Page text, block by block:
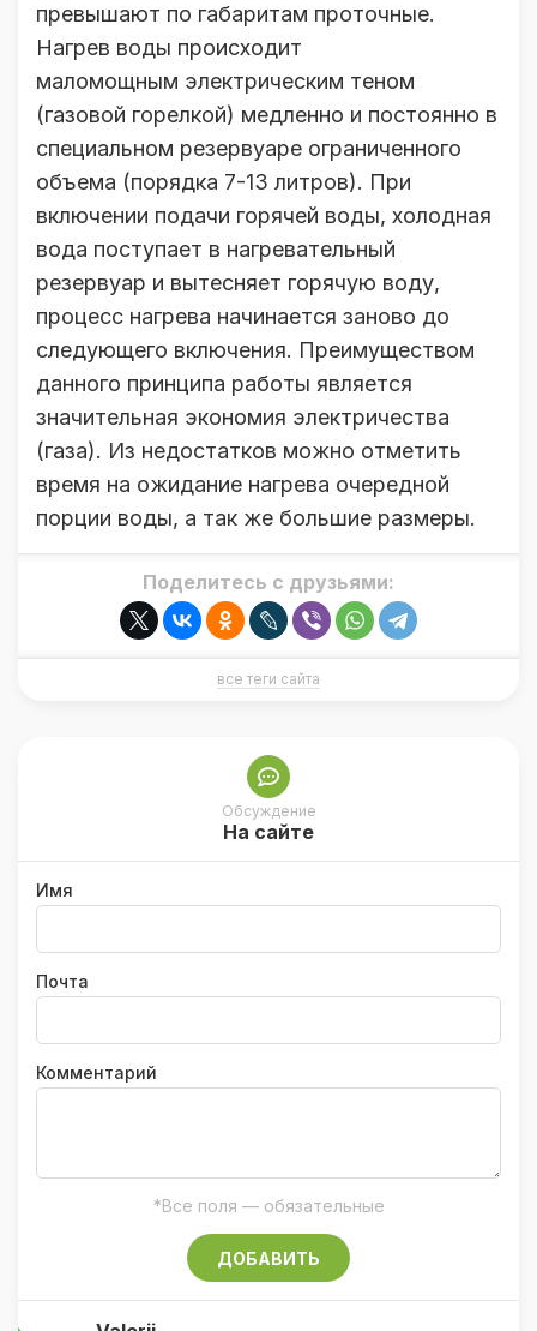
превышают по габаритам проточные.
Нагрев воды происходит
маломощным электрическим теном
(газовой горелкой) медленно и постоянно в
специальном резервуаре ограниченного
объема (порядка 7-13 литров). При
включении подачи горячей воды, холодная
вода поступает в нагревательный
резервуар и вытесняет горячую воду,
процесс нагрева начинается заново до
следующего включения. Преимуществом
данного принципа работы является
значительная экономия электричества
(газа). Из недостатков можно отметить
время на ожидание нагрева очередной
порции воды, а так же большие размеры.
Поделитесь с друзьями:
все теги сайта
Обсуждение
На сайте
Имя
Почта
Комментарий
*Все поля — обязательные
ДОБАВИТЬ